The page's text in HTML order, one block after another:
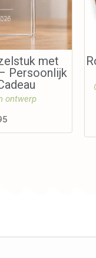
met
Persoonlijk
ontwerp